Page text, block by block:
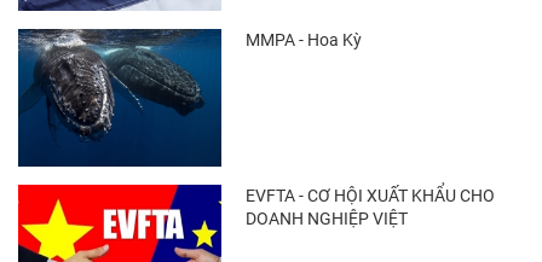
Điểm tin thủy sản thế giới ngày 3/8/2026
MMPA - Hoa Kỳ
EVFTA - CƠ HỘI XUẤT KHẨU CHO
DOANH NGHIỆP VIỆT